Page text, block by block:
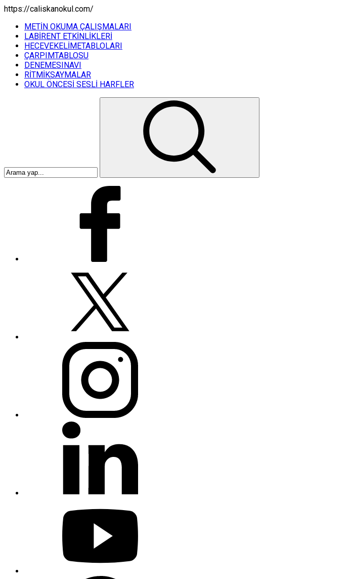
https://caliskanokul.com/
METİN OKUMA ÇALIŞMALARI
LABİRENT ETKİNLİKLERİ
HECEVEKELİMETABLOLARI
ÇARPIMTABLOSU
DENEMESINAVI
RİTMİKSAYMALAR
OKUL ÖNCESİ SESLİ HARFLER